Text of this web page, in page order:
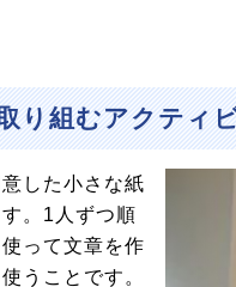
り組むアクティ
した小さな紙
。1人ずつ順
って文章を作
うことです。